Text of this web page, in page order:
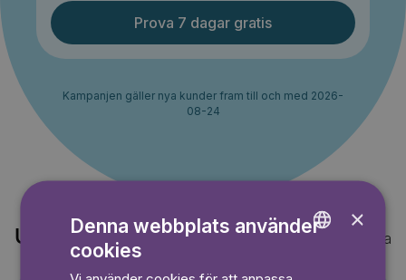
Prova 7 dagar gratis
Kampanjen gäller nya kunder fram till och med 2026-
08-24
Upptäck också Visa alla
×
Denna webbplats använder
cookies